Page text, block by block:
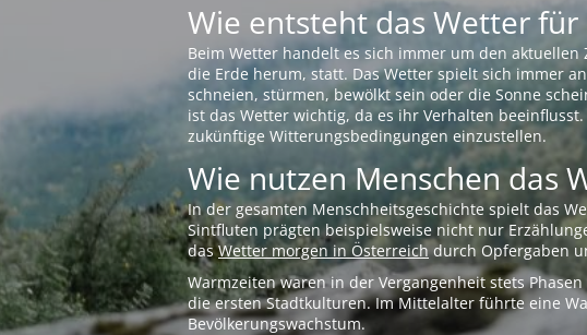
Wie entsteht das Wetter
Beim Wetter handelt es sich immer um den
die Erde herum, statt. Das Wetter spielt sich immer
schneien, stürmen, bewölkt sein oder die Sonne
ist das Wetter wichtig, da es ihr Verhalten
zukünftige Witterungsbedingungen einzustellen.
Wie nutzen Menschen das
In der gesamten Menschheitsgeschichte spielt das
Sintfluten prägten beispielsweise nicht nur
dasWetter morgen in Österreichdurch Opfergaben
Warmzeiten waren in der Vergangenheit stets
die ersten Stadtkulturen. Im Mittelalter führte eine
Bevölkerungswachstum.